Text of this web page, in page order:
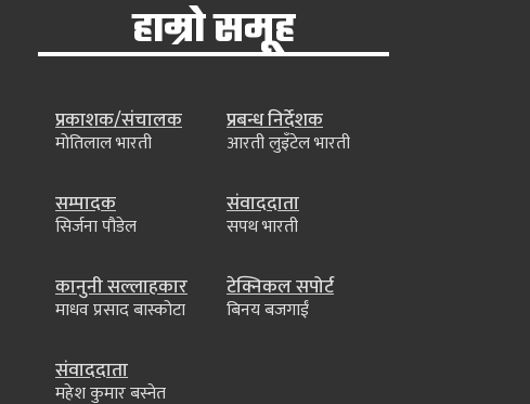
हाम्रो समूह
प्रकाशक/संचालक
मोतिलाल भारती
प्रबन्ध निर्देशक
आरती लुइँटेल भारती
सम्पादक
सिर्जना पौडेल
संवाददाता
सपथ भारती
कानुनी सल्लाहकार
माधव प्रसाद बास्कोटा
टेक्निकल सपोर्ट
बिनय बजगाईं
संवाददाता
महेश कुमार बस्नेत